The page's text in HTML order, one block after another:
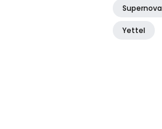
Supernova
Yettel